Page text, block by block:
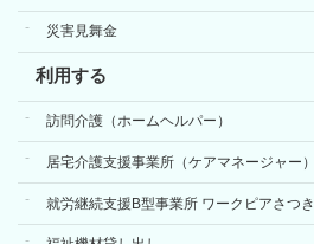
災害見舞金
利用する
訪問介護（ホームヘルパー）
居宅介護支援事業所（ケアマネージャー）
就労継続支援B型事業所 ワークピアさつき